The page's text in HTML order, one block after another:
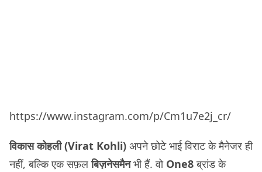
https://www.instagram.com/p/Cm1u7e2j_cr/
विकास कोहली (Virat Kohli) अपने छोटे भाई विराट के मैनेजर ही
नहीं, बल्कि एक सफ़लबिज़नेसमैनभी हैं. वो One8ब्रांड के